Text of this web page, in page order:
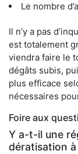
Le nombre
Il n’y a pas
est totalement
viendra faire le
dégâts subis,
plus efficace
nécessaires
Foire aux
Y a-t-il une
dératisation